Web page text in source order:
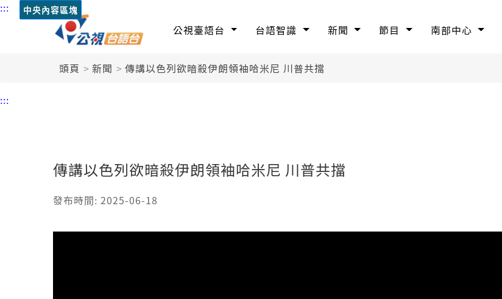
::: 中央內容區塊
公視臺語台 台語智識 新聞 節目 南部中心
頭頁 新聞 傳講以色列欲暗殺伊朗領袖哈米尼 川普共擋
:::
傳講以色列欲暗殺伊朗領袖哈米尼 川普共擋
發布時間: 2025-06-18